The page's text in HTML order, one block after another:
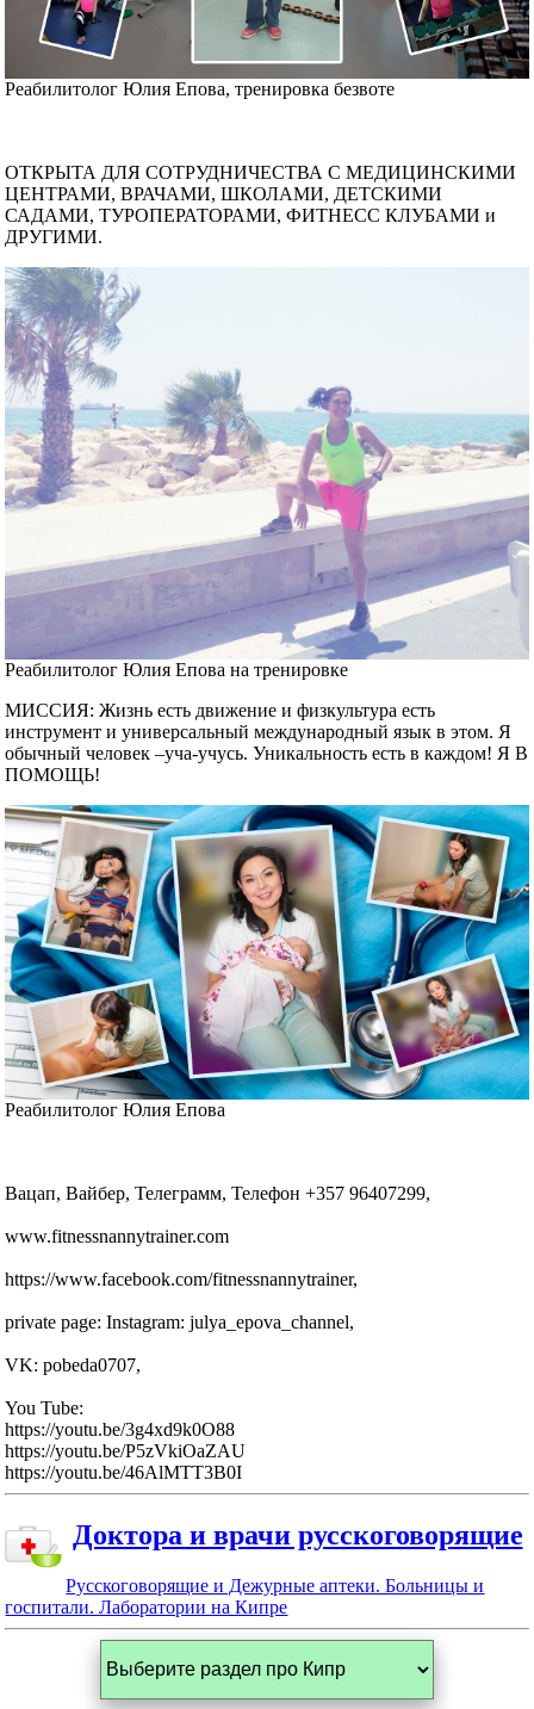
Реабилитолог Юлия Епова, тренировка безвоте
ОТКРЫТА ДЛЯ СОТРУДНИЧЕСТВА С МЕДИЦИНСКИМИ
ЦЕНТРАМИ, ВРАЧАМИ, ШКОЛАМИ, ДЕТСКИМИ
САДАМИ, ТУРОПЕРАТОРАМИ, ФИТНЕСС КЛУБАМИ и
ДРУГИМИ.
Реабилитолог Юлия Епова на тренировке
МИССИЯ: Жизнь есть движение и физкультура есть
инструмент и универсальный международный язык в этом. Я
обычный человек –уча-учусь. Уникальность есть в каждом! Я В
ПОМОЩЬ!
Реабилитолог Юлия Епова
Вацап, Вайбер, Телеграмм, Телефон +357 96407299,
www.fitnessnannytrainer.com
https://www.facebook.com/fitnessnannytrainer,
private page: Instagram: julya_epova_channel,
VK: pobeda0707,
You Tube:
https://youtu.be/3g4xd9k0O88
https://youtu.be/P5zVkiOaZAU
https://youtu.be/46AlMTT3B0I
Доктора и врачи русскоговорящие
Русскоговорящие и Дежурные аптеки. Больницы и
госпитали. Лаборатории на Кипре